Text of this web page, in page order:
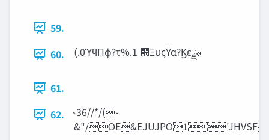
59.
60.
(.0ϓϥΠϕʔτ%.1 ๭ΞυςΫαʔϏεࣄྫ
61.
62.
˞36//*/(-